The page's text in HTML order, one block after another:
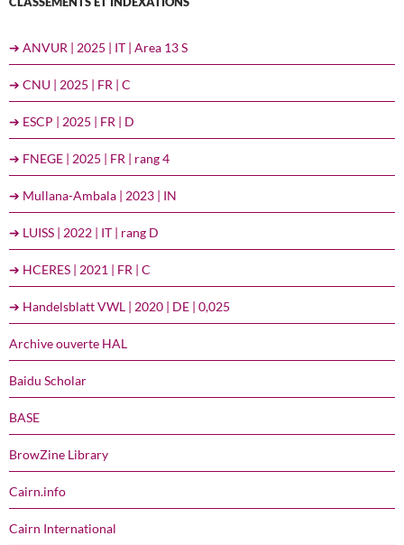
➔ ANVUR | 2025 | IT | Area 13 S
➔ CNU | 2025 | FR | C
➔ ESCP | 2025 | FR | D
➔ FNEGE | 2025 | FR | rang 4
➔ Mullana-Ambala | 2023 | IN
➔ LUISS | 2022 | IT | rang D
➔ HCERES | 2021 | FR | C
➔ Handelsblatt VWL | 2020 | DE | 0,025
Archive ouverte HAL
Baidu Scholar
BASE
BrowZine Library
Cairn.info
Cairn International